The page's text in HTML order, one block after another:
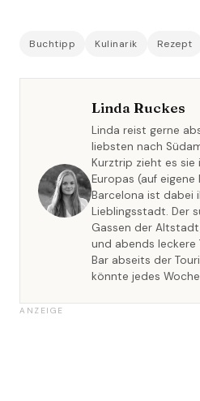
Buchtipp Kulinarik Rezept
Linda Ruckes
Linda reist gerne
liebsten nach
Kurztrip zieht es
Europas (auf
Barcelona ist dabei
Lieblingsstadt. Der
Gassen der
und abends leckere
Bar abseits der
könnte jedes
ANZEIGE